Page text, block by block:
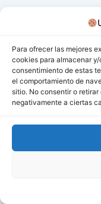
Para ofrecer las mejores
cookies para almacenar
consentimiento de estas
el comportamiento de
sitio. No consentir o
negativamente a ciertas
Todos los